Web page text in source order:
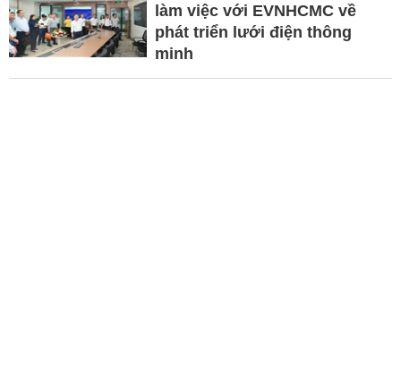
làm việc với EVNHCMC về
phát triển lưới điện thông
minh